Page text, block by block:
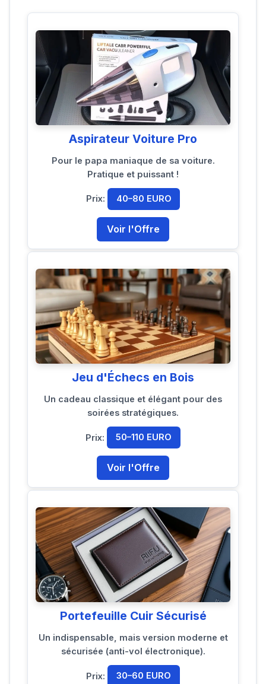
Aspirateur Voiture Pro
Pour le papa maniaque de sa voiture.
Pratique et puissant !
Prix: 40–80 EURO
Voir l'Offre
Jeu d'Échecs en Bois
Un cadeau classique et élégant pour des
soirées stratégiques.
Prix: 50–110 EURO
Voir l'Offre
Portefeuille Cuir Sécurisé
Un indispensable, mais version moderne et
sécurisée (anti-vol électronique).
Prix: 30–60 EURO